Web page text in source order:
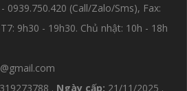
0939.750.420 (Call/Zalo/Sms), Fax:
9h30 - 19h30. Chủ nhật: 10h - 18h
. Ngày cấp: 21/11/2025 .